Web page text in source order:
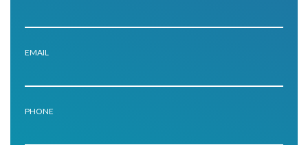
EMAIL
PHONE